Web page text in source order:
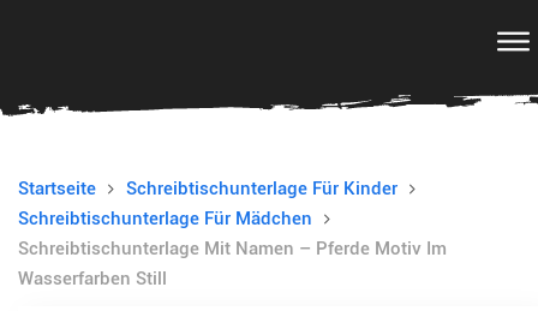
Startseite
Schreibtischunterlage Für Kinder
Schreibtischunterlage Für Mädchen
Schreibtischunterlage Mit Namen – Pferde Motiv Im
Wasserfarben Still